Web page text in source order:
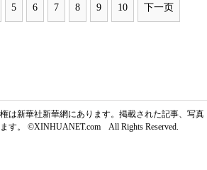
5 6 7 8 9 10 下一页
は新華社新華網にあります。掲載された記事、写真
す。 ©XINHUANET.com All Rights Reserved.